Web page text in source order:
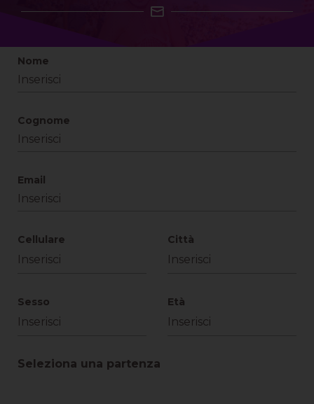
Nome
Cognome
Email
Cellulare Città
Sesso Età
Seleziona una partenza